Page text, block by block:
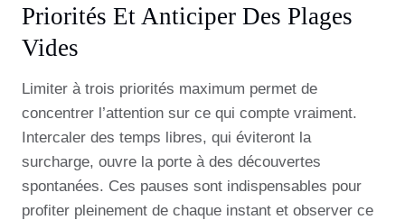
Priorités Et Anticiper Des Plages
Vides
Limiter à trois priorités maximum permet de
concentrer l’attention sur ce qui compte vraiment.
Intercaler des temps libres, qui éviteront la
surcharge, ouvre la porte à des découvertes
spontanées. Ces pauses sont indispensables pour
profiter pleinement de chaque instant et observer ce